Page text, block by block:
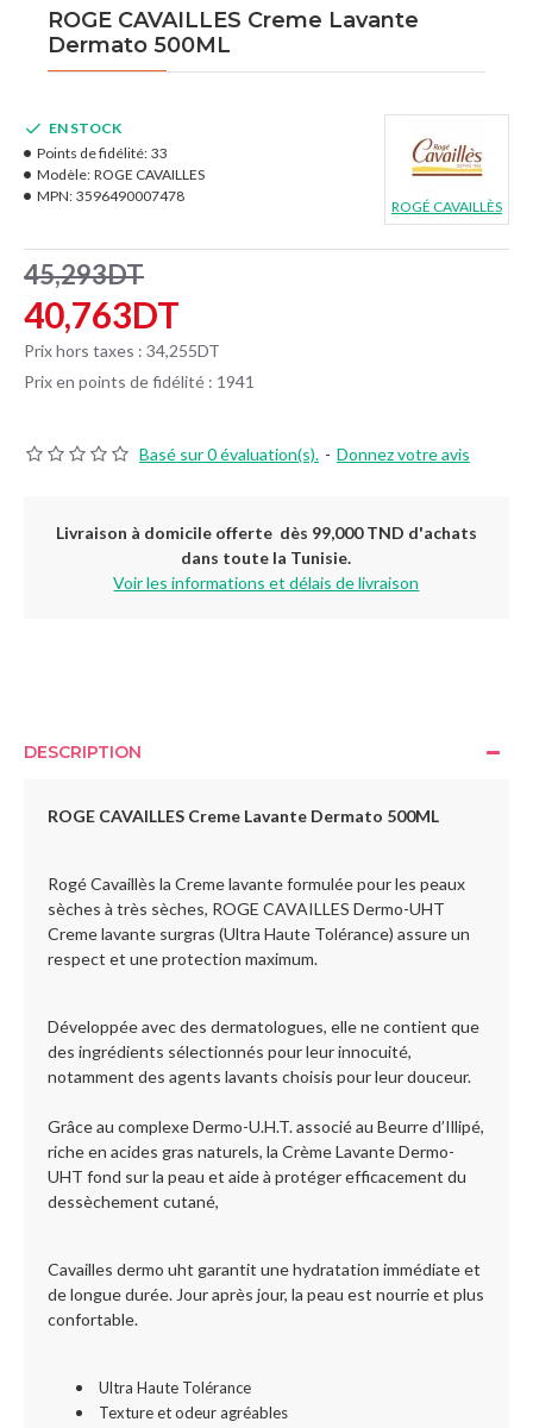
ROGE CAVAILLES Creme Lavante
Dermato 500ML
Basé sur 0 évaluation(s). - Donnez votre avis
40,763DT
45,293DT
Prix hors taxes : 34,255DT
Prix en points de fidélité : 1941
EN STOCK
Points de fidélité: 33
Modèle: ROGE CAVAILLES
MPN: 3596490007478
ROGÉ CAVAILLÈS
Livraison à domicile offerte dès 99,000 TND d'achats
dans toute la Tunisie.
Voir les informations et délais de livraison
DESCRIPTION
ROGE CAVAILLES Creme Lavante Dermato 500ML
Rogé Cavaillès la Creme lavante formulée pour les peaux
sèches à très sèches, ROGE CAVAILLES Dermo-UHT
Creme lavante surgras (Ultra Haute Tolérance) assure un
respect et une protection maximum.
Développée avec des dermatologues, elle ne contient que
des ingrédients sélectionnés pour leur innocuité,
notamment des agents lavants choisis pour leur douceur.
Grâce au complexe Dermo-U.H.T. associé au Beurre d’Illipé,
riche en acides gras naturels, la Crème Lavante Dermo-
UHT fond sur la peau et aide à protéger efficacement du
dessèchement cutané,
Cavailles dermo uht garantit une hydratation immédiate et
de longue durée. Jour après jour, la peau est nourrie et plus
confortable.
Ultra Haute Tolérance
Texture et odeur agréables